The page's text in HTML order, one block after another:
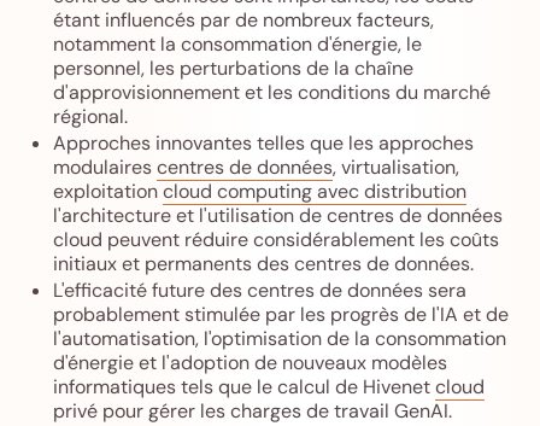
étant influencés par de nombreux facteurs,
notamment la consommation d'énergie, le
personnel, les perturbations de la chaîne
d'approvisionnement et les conditions du marché
régional.
Approches innovantes telles que les approches
modulairescentres de données, virtualisation,
exploitationcloud computing avec distribution
l'architecture et l'utilisation de centres de données
cloud peuvent réduire considérablement les coûts
initiaux et permanents des centres de données.
L'efficacité future des centres de données sera
probablement stimulée par les progrès de l'IA et de
l'automatisation, l'optimisation de la consommation
d'énergie et l'adoption de nouveaux modèles
informatiques tels que le calcul de Hivenetcloud
privé pour gérer les charges de travail GenAI.